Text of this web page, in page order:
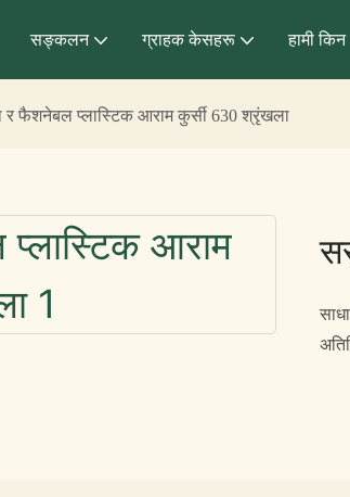
सङ्कलन ग्राहक केसहरू हामी किन
फैशनेबल प्लास्टिक आराम कुर्सी 630 श्रृंखला